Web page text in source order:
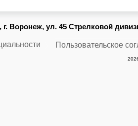
г. Воронеж, ул. 45 Стрелковой
Пользовательское